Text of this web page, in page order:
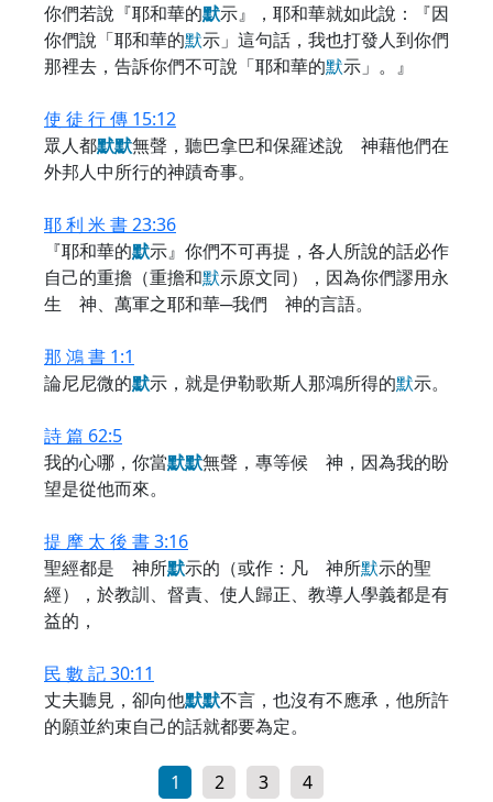
你們若說『耶和華的默示』，耶和華就如此說：『因
你們說「耶和華的默示」這句話，我也打發人到你們
那裡去，告訴你們不可說「耶和華的默示」。』
使 徒 行 傳 15:12
眾人都默默無聲，聽巴拿巴和保羅述說 神藉他們在
外邦人中所行的神蹟奇事。
耶 利 米 書 23:36
『耶和華的默示』你們不可再提，各人所說的話必作
自己的重擔（重擔和默示原文同），因為你們謬用永
生 神、萬軍之耶和華─我們 神的言語。
那 鴻 書 1:1
論尼尼微的默示，就是伊勒歌斯人那鴻所得的默示。
詩 篇 62:5
我的心哪，你當默默無聲，專等候 神，因為我的盼
望是從他而來。
提 摩 太 後 書 3:16
聖經都是 神所默示的（或作：凡 神所默示的聖
經），於教訓、督責、使人歸正、教導人學義都是有
益的，
民 數 記 30:11
丈夫聽見，卻向他默默不言，也沒有不應承，他所許
的願並約束自己的話就都要為定。
1 2 3 4